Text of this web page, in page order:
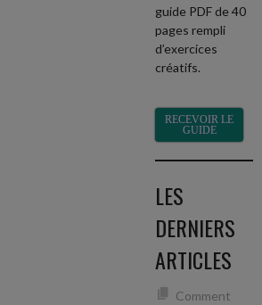
guide PDF de 40
pages rempli
d’exercices
créatifs.
RECEVOIR LE
GUIDE
LES
DERNIERS
ARTICLES
Comment